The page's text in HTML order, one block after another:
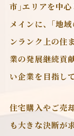
市｣エリアを中
メインに、｢地
ンランク上の住
業の発展継続貢
い企業を目指し
住宅購入やご売
も大きな決断が